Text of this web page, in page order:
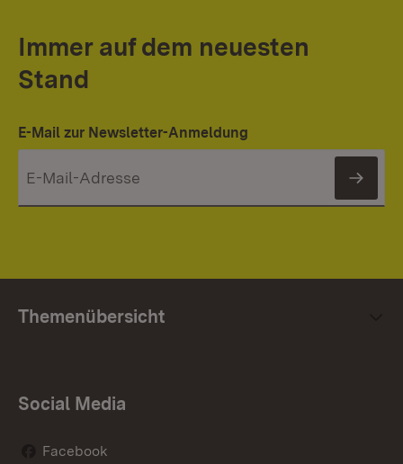
Immer auf dem neuesten
Stand
E-Mail zur Newsletter-Anmeldung
Themenübersicht
Social Media
Facebook